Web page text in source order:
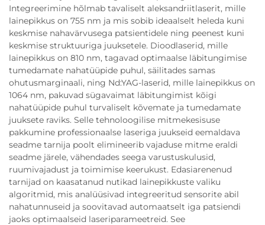
Integreerimine hõlmab tavaliselt aleksandriitlaserit, mille
lainepikkus on 755 nm ja mis sobib ideaalselt heleda kuni
keskmise nahavärvusega patsientidele ning peenest kuni
keskmise struktuuriga juuksetele. Dioodlaserid, mille
lainepikkus on 810 nm, tagavad optimaalse läbitungimise
tumedamate nahatüüpide puhul, säilitades samas
ohutusmarginaali, ning Nd:YAG-laserid, mille lainepikkus on
1064 nm, pakuvad sügavaimat läbitungimist kõigi
nahatüüpide puhul turvaliselt kõvemate ja tumedamate
juuksete raviks. Selle tehnoloogilise mitmekesisuse
pakkumine professionaalse laseriga juukseid eemaldava
seadme tarnija poolt elimineerib vajaduse mitme eraldi
seadme järele, vähendades seega varustuskulusid,
ruumivajadust ja toimimise keerukust. Edasiarenenud
tarnijad on kaasatanud nutikad lainepikkuste valiku
algoritmid, mis analüüsivad integreeritud sensorite abil
nahatunnuseid ja soovitavad automaatselt iga patsiendi
jaoks optimaalseid laseriparameetreid. See